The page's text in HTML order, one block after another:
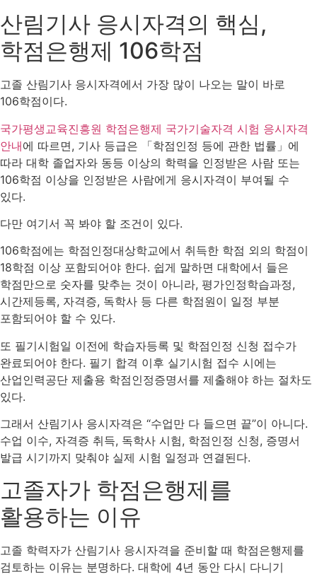
산림기사 응시자격의 핵심,
학점은행제 106학점
고졸 산림기사 응시자격에서 가장 많이 나오는 말이 바로
106학점이다.
국가평생교육진흥원 학점은행제 국가기술자격 시험 응시자격
안내에 따르면, 기사 등급은 「학점인정 등에 관한 법률」에
따라 대학 졸업자와 동등 이상의 학력을 인정받은 사람 또는
106학점 이상을 인정받은 사람에게 응시자격이 부여될 수
있다.
다만 여기서 꼭 봐야 할 조건이 있다.
106학점에는 학점인정대상학교에서 취득한 학점 외의 학점이
18학점 이상 포함되어야 한다. 쉽게 말하면 대학에서 들은
학점만으로 숫자를 맞추는 것이 아니라, 평가인정학습과정,
시간제등록, 자격증, 독학사 등 다른 학점원이 일정 부분
포함되어야 할 수 있다.
또 필기시험일 이전에 학습자등록 및 학점인정 신청 접수가
완료되어야 한다. 필기 합격 이후 실기시험 접수 시에는
산업인력공단 제출용 학점인정증명서를 제출해야 하는 절차도
있다.
그래서 산림기사 응시자격은 “수업만 다 들으면 끝”이 아니다.
수업 이수, 자격증 취득, 독학사 시험, 학점인정 신청, 증명서
발급 시기까지 맞춰야 실제 시험 일정과 연결된다.
고졸자가 학점은행제를
활용하는 이유
고졸 학력자가 산림기사 응시자격을 준비할 때 학점은행제를
검토하는 이유는 분명하다. 대학에 4년 동안 다시 다니기